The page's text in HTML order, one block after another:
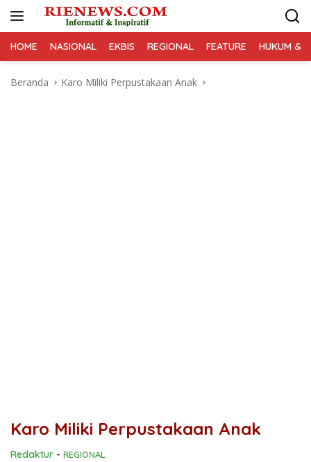
HOME NASIONAL EKBIS REGIONAL FEATURE HUKUM &
Beranda Karo Miliki Perpustakaan Anak
Karo Miliki Perpustakaan Anak
Redaktur - REGIONAL